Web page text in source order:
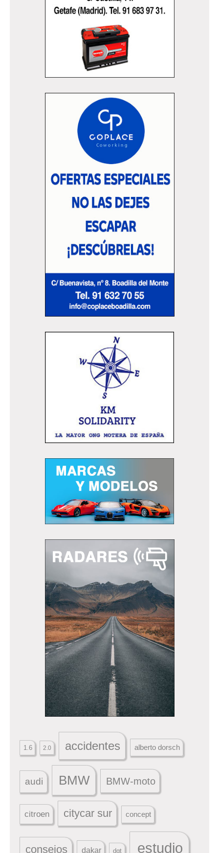
1.6 2.0 accidentes alberto dorsch
audi BMW BMW-moto
citroen citycar sur concept
consejos dakar dgt estudio